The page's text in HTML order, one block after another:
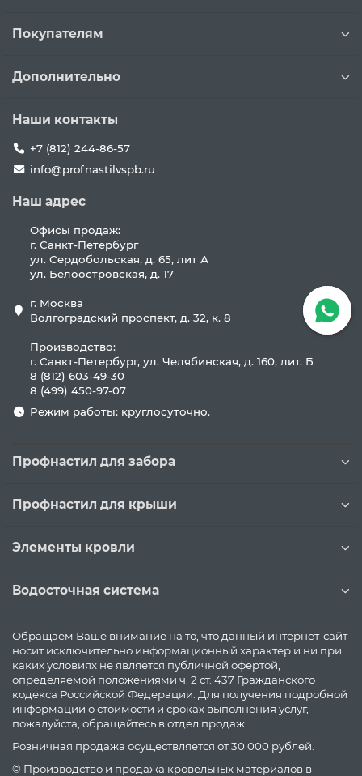
Покупателям
Дополнительно
Наши контакты
+7 (812) 244-86-57
info@profnastilvspb.ru
Наш адрес
Офисы продаж:
г. Санкт-Петербург
ул. Сердобольская, д. 65, лит А
ул. Белоостровская, д. 17
г. Москва
Волгоградский проспект, д. 32, к. 8
Производство:
г. Санкт-Петербург, ул. Челябинская, д. 160, лит. Б
8 (812) 603-49-30
8 (499) 450-97-07
Режим работы: круглосуточно.
Профнастил для забора
Профнастил для крыши
Элементы кровли
Водосточная система
Обращаем Ваше внимание на то, что данный интернет-сайт
носит исключительно информационный характер и ни при
каких условиях не является публичной офертой,
определяемой положениями ч. 2 ст. 437 Гражданского
кодекса Российской Федерации. Для получения подробной
информации о стоимости и сроках выполнения услуг,
пожалуйста, обращайтесь в отдел продаж.
Розничная продажа осуществляется от 30 000 рублей.
© Производство и продажа кровельных материалов в